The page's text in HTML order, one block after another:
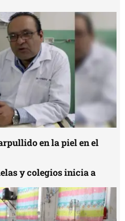
en la piel en el
y colegios inicia a